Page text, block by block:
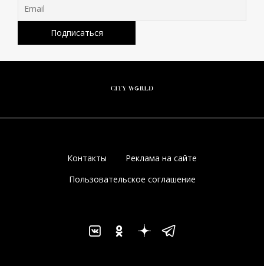
Контакты
Реклама на сайте
Пользовательское соглашение